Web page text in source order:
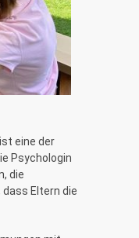
eine der
Psychologin
die
Eltern die